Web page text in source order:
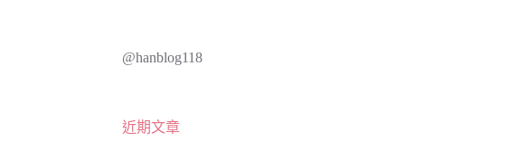
@hanblog118
近期文章